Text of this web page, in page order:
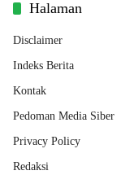
Halaman
Disclaimer
Indeks Berita
Kontak
Pedoman Media Siber
Privacy Policy
Redaksi